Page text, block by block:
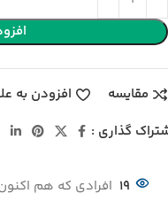
مقایسه
افزودن به
گذاری :
19 افرادی که هم